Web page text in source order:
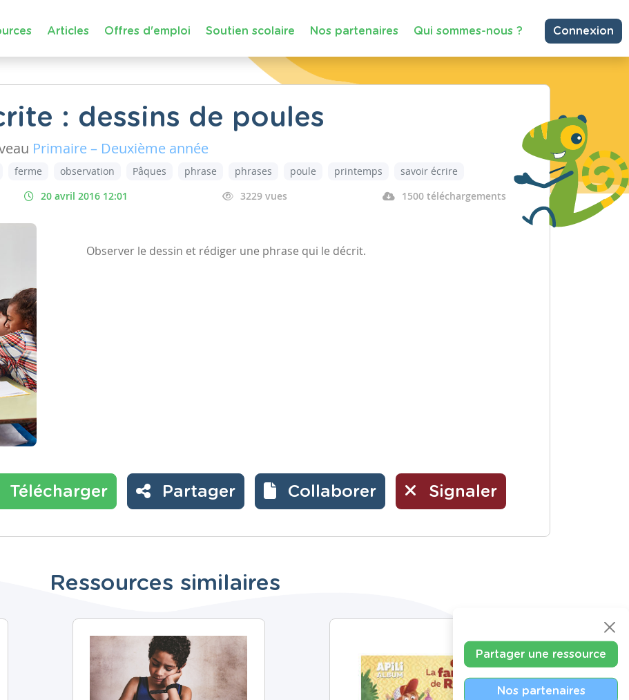
Articles Offres d'emploi Soutien scolaire Nos partenaires Qui sommes-nous ? Connexion
: dessins de poules
Primaire – Deuxième année
ferme observation Pâques phrase phrases poule printemps
savoir écrire
20 avril 2016 12:01 3229 vues 1500 téléchargements
Observer le dessin et rédiger une phrase qui le décrit.
Télécharger Partager Collaborer Signaler
Ressources similaires
Partager une ressource
Nos partenaires